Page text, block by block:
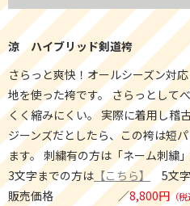
涼 ハイブリッド剣道袴
さらっと爽快！オールシーズン対
地を使った袴です。 さらっとして
くく縮みにくい。 実際に着用し稽
ジーンズだとしたら、この袴は短
ます。 刺繍有の方は「ネーム刺繍
3文字までの方は 【こちら】5文字
販売価格
8,800円（税